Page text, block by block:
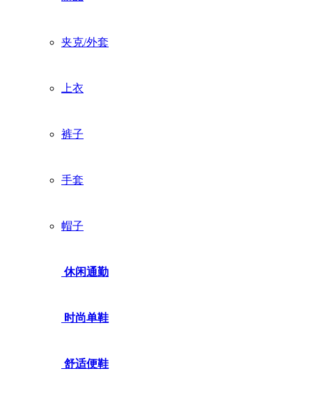
夹克/外套
上衣
裤子
手套
帽子
休闲通勤
时尚单鞋
舒适便鞋